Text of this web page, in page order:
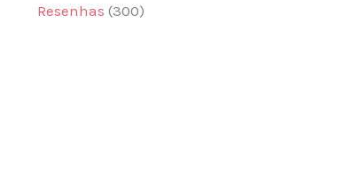
Resenhas (300)